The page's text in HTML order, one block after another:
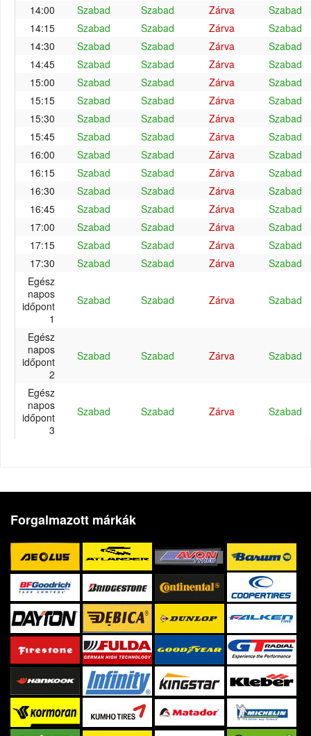
14:00
Szabad Szabad Zárva
Szabad
14:15
Szabad Szabad Zárva
Szabad
14:30
Szabad Szabad Zárva
Szabad
14:45
Szabad Szabad Zárva
Szabad
15:00
Szabad Szabad Zárva
Szabad
15:15
Szabad Szabad Zárva
Szabad
15:30
Szabad Szabad Zárva
Szabad
15:45
Szabad Szabad Zárva
Szabad
16:00
Szabad Szabad Zárva
Szabad
16:15
Szabad Szabad Zárva
Szabad
16:30
Szabad Szabad Zárva
Szabad
16:45
Szabad Szabad Zárva
Szabad
17:00
Szabad Szabad Zárva
Szabad
17:15
Szabad Szabad Zárva
Szabad
17:30
Szabad Szabad Zárva
Szabad
Egész
napos
időpont
1
Szabad Szabad Zárva Szabad
Egész
napos
időpont
2
Szabad Szabad Zárva Szabad
Egész
napos
időpont
3
Szabad Szabad Zárva Szabad
Forgalmazott márkák